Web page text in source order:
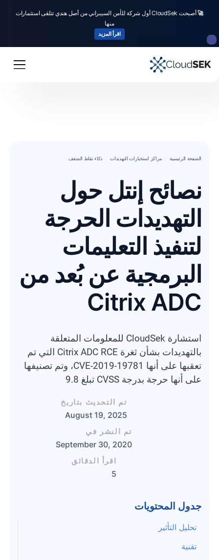
🚀
أصبحت CloudSek أول شركة للأمن السيبراني من أصل هندي تتلقى استثمارات
منها
اقرأ المزيد
الصفحة الرئيسية مراكز استخبارات التهديدات ذكاء نقاط الضعف
نصائح إنتل حول
التهديدات الحرجة
لتنفيذ التعليمات
البرمجية عن بُعد من
Citrix ADC
استشارة CloudSek للمعلومات المتعلقة
بالتهديدات بشأن ثغرة Citrix ADC RCE التي تم
تعقبها على أنها CVE-2019-19781، وتم تصنيفها
على أنها حرجة بدرجة CVSS تبلغ 9.8
تم التحديث بتاريخ
August 19, 2025
تم النشر في
September 30, 2020
اقرأ الدقائق
5
جدول المحتويات
تحليل التأثير
تقنية